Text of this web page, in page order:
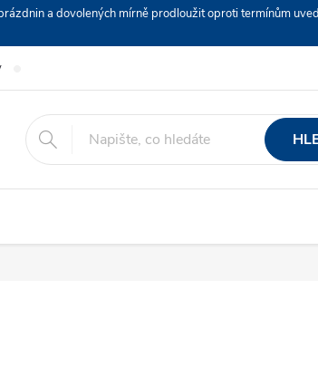
a dovolených mírně prodloužit oproti termínům